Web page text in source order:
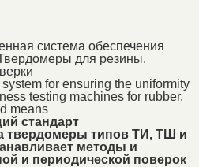
система обеспечения
для резины.
system for ensuring the uniformity
testing machines for rubber.
means
стандарт
твердомеры типов ТИ, ТШ и
методы и
и периодической поверок